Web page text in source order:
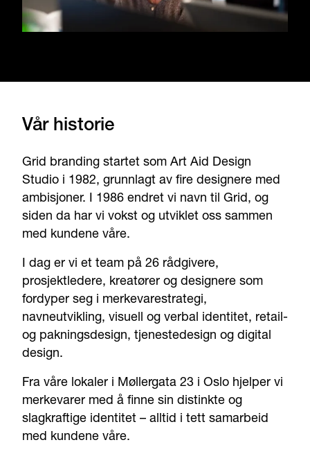
Vår historie
Grid branding startet som Art Aid Design
Studio i 1982, grunnlagt av fire designere med
ambisjoner. I 1986 endret vi navn til Grid, og
siden da har vi vokst og utviklet oss sammen
med kundene våre.
I dag er vi et team på 26 rådgivere,
prosjektledere, kreatører og designere som
fordyper seg i merkevarestrategi,
navneutvikling, visuell og verbal identitet, retail-
og pakningsdesign, tjenestedesign og digital
design.
Fra våre lokaler i Møllergata 23 i Oslo hjelper vi
merkevarer med å finne sin distinkte og
slagkraftige identitet – alltid i tett samarbeid
med kundene våre.